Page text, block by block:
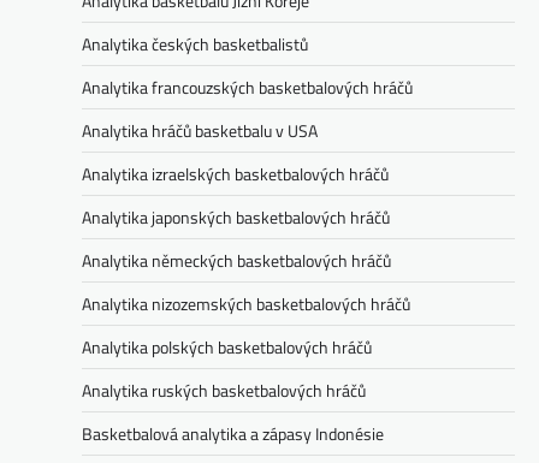
Analytika českých basketbalistů
Analytika francouzských basketbalových hráčů
Analytika hráčů basketbalu v USA
Analytika izraelských basketbalových hráčů
Analytika japonských basketbalových hráčů
Analytika německých basketbalových hráčů
Analytika nizozemských basketbalových hráčů
Analytika polských basketbalových hráčů
Analytika ruských basketbalových hráčů
Basketbalová analytika a zápasy Indonésie